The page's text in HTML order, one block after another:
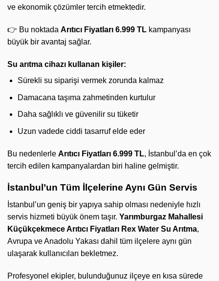
ve ekonomik çözümler tercih etmektedir.
👉 Bu noktada Arıtıcı Fiyatları 6.999 TL kampanyası
büyük bir avantaj sağlar.
Su arıtma cihazı kullanan kişiler:
Sürekli su siparişi vermek zorunda kalmaz
Damacana taşıma zahmetinden kurtulur
Daha sağlıklı ve güvenilir su tüketir
Uzun vadede ciddi tasarruf elde eder
Bu nedenlerle Arıtıcı Fiyatları 6.999 TL, İstanbul’da en çok
tercih edilen kampanyalardan biri haline gelmiştir.
İstanbul’un Tüm İlçelerine Aynı Gün Servis
İstanbul’un geniş bir yapıya sahip olması nedeniyle hızlı
servis hizmeti büyük önem taşır. Yarımburgaz Mahallesi
Küçükçekmece Arıtıcı Fiyatları Rex Water Su Arıtma,
Avrupa ve Anadolu Yakası dahil tüm ilçelere aynı gün
ulaşarak kullanıcıları bekletmez.
Profesyonel ekipler, bulunduğunuz ilçeye en kısa sürede